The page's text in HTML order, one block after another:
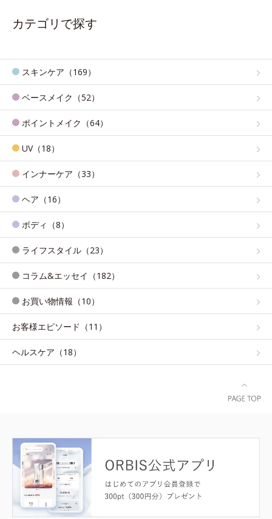
カテゴリで探す
スキンケア（169）
ベースメイク（52）
ポイントメイク（64）
UV（18）
インナーケア（33）
ヘア（16）
ボディ（8）
ライフスタイル（23）
コラム&エッセイ（182）
お買い物情報（10）
お客様エピソード（11）
ヘルスケア（18）